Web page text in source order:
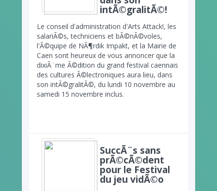
intÃ©gralitÃ©!
Le conseil d'administration d'Arts Attack!, les
salariÃ©s, techniciens et bÃ©nÃ©voles,
l'Ã©quipe de NÃ¶rdik Impakt, et la Mairie de
Caen sont heureux de vous annoncer que la
dixiÃ¨me Ã©dition du grand festival caennais
des cultures Ã©lectroniques aura lieu, dans
son intÃ©gralitÃ©, du lundi 10 novembre au
samedi 15 novembre inclus.
SuccÃ¨s sans
prÃ©cÃ©dent
pour le Festival
du jeu vidÃ©o